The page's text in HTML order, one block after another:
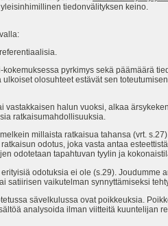
tiedonvälityksen keino.
pyrkimys sekä päämäärä
olosuhteet estävät sen
halun vuoksi, alkaa
ratkaisumahdollisuuksia.
millaista ratkaisua tahansa (vrt.
odotus, joka vasta antaa
odotetaan tapahtuvan tyylin ja
odotuksia ei ole (s.29). Joudumme
satiirisen vaikutelman synnyttämiseksi
sävelkulussa ovat poikkeuksia.
analysoida ilman viitteitä kuuntelijan